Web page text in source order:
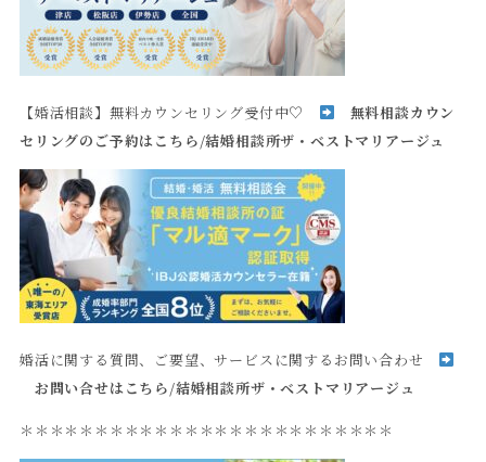
【婚活相談】無料カウンセリング受付中♡
無料相談カウン
セリングのご予約はこちら/結婚相談所ザ・ベストマリアージュ
婚活に関する質問、ご要望、サービスに関するお問い合わせ
お問い合せはこちら/結婚相談所ザ・ベストマリアージュ
＊＊＊＊＊＊＊＊＊＊＊＊＊＊＊＊＊＊＊＊＊＊＊＊＊